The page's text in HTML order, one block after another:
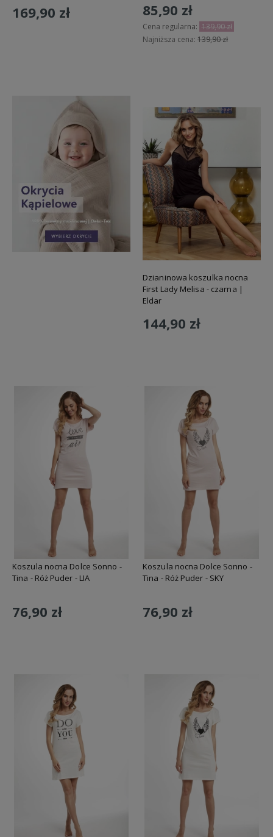
169,90 zł 85,90 zł
Cena regularna: 139,90 zł
Najniższa cena: 139,90 zł
Dzianinowa koszulka nocna
First Lady Melisa - czarna |
Eldar
144,90 zł
Koszula nocna Dolce Sonno -
Tina - Róż Puder - LIA
76,90 zł
Koszula nocna Dolce Sonno -
Tina - Róż Puder - SKY
76,90 zł